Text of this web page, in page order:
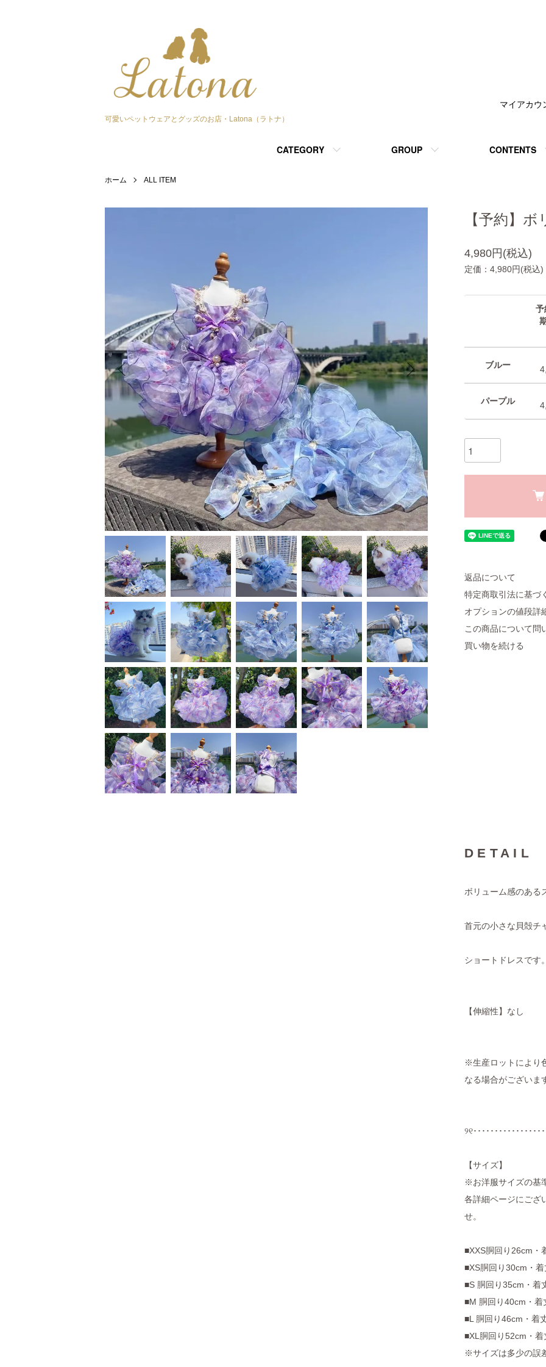
可愛いペットウェアとグッズのお店・Latona（ラトナ）
CATEGORY GROUP CONTENTS
マイアカウ
ホーム ALL ITEM
【予約】
4,980円(税込)
定価：4,980円(税込)
予
ブルー
パープル
返品について
特定商取引法に基づ
オプションの値段詳
この商品について問
買い物を続ける
DETAIL
ボリューム感のある
首元の小さな貝殻チ
ショートドレスです。
【伸縮性】なし
※生産ロットにより
なる場合がございま
୨୧････････････････
【サイズ】
※お洋服サイズの基
各詳細ページにござ
せ。
■XXS胴回り26cm・
■XS胴回り30cm・
■S 胴回り35cm・着
■M 胴回り40cm・着
■L 胴回り46cm・着
■XL胴回り52cm・
※サイズは多少の誤